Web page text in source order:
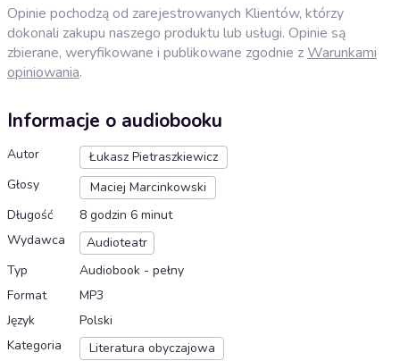
Opinie pochodzą od zarejestrowanych Klientów, którzy
dokonali zakupu naszego produktu lub usługi. Opinie są
zbierane, weryfikowane i publikowane zgodnie zWarunkami
opiniowania.
Informacje o audiobooku
Autor
Łukasz Pietraszkiewicz
Głosy
Maciej Marcinkowski
Długość
8 godzin 6 minut
Wydawca
Audioteatr
Typ
Audiobook - pełny
Format
MP3
Język
Polski
Kategoria
Literatura obyczajowa